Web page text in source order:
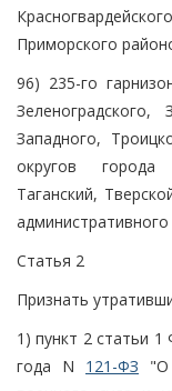
Приморского
96) 235-го
Зеленоградского,
Западного,
округов
Таганский,
Статья 2
Признать
1) пункт 2 статьи
года N 121-ФЗ "О